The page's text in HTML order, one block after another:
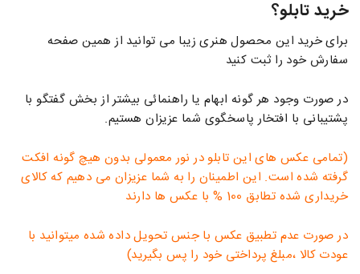
خرید تابلو؟
برای خرید این محصول هنری زیبا می توانید از همین صفحه
سفارش خود را ثبت کنید
در صورت وجود هر گونه ابهام یا راهنمائی بیشتر از بخش گفتگو با
پشتیبانی با افتخار پاسخگوی شما عزیزان هستیم.
(تمامی عکس های این تابلو در نور معمولی بدون هیچ گونه افکت
گرفته شده است. این اطمینان را به شما عزیزان می دهیم که کالای
خریداری شده تطابق 100 % با عکس ها دارند
در صورت عدم تطبیق عکس با جنس تحویل داده شده میتوانید با
عودت کالا ،مبلغ پرداختی خود را پس بگیرید)